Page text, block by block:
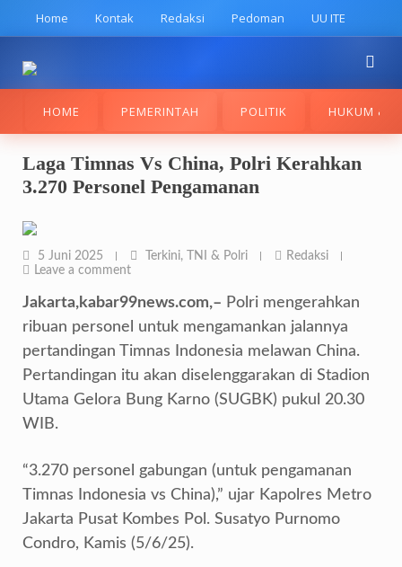
content
Home Kontak Redaksi Pedoman UU ITE
HOME PEMERINTAH POLITIK HUKUM &
Laga Timnas Vs China, Polri Kerahkan
3.270 Personel Pengamanan
5 Juni 2025 Terkini, TNI & Polri
Redaksi
Leave a comment
Jakarta,kabar99news.com,– Polri mengerahkan
ribuan personel untuk mengamankan jalannya
pertandingan Timnas Indonesia melawan China.
Pertandingan itu akan diselenggarakan di Stadion
Utama Gelora Bung Karno (SUGBK) pukul 20.30
WIB.
“3.270 personel gabungan (untuk pengamanan
Timnas Indonesia vs China),” ujar Kapolres Metro
Jakarta Pusat Kombes Pol. Susatyo Purnomo
Condro, Kamis (5/6/25).